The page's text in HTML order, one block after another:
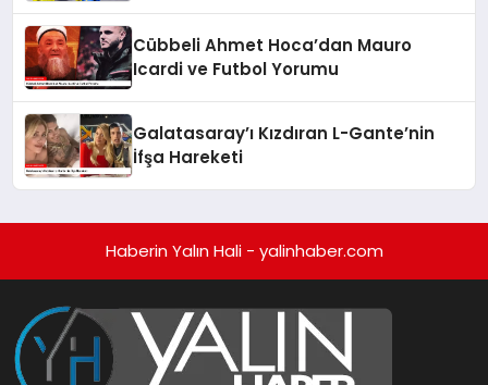
Cübbeli Ahmet Hoca’dan Mauro
Icardi ve Futbol Yorumu
Galatasaray’ı Kızdıran L-Gante’nin
İfşa Hareketi
Haberin Yalın Hali - yalinhaber.com